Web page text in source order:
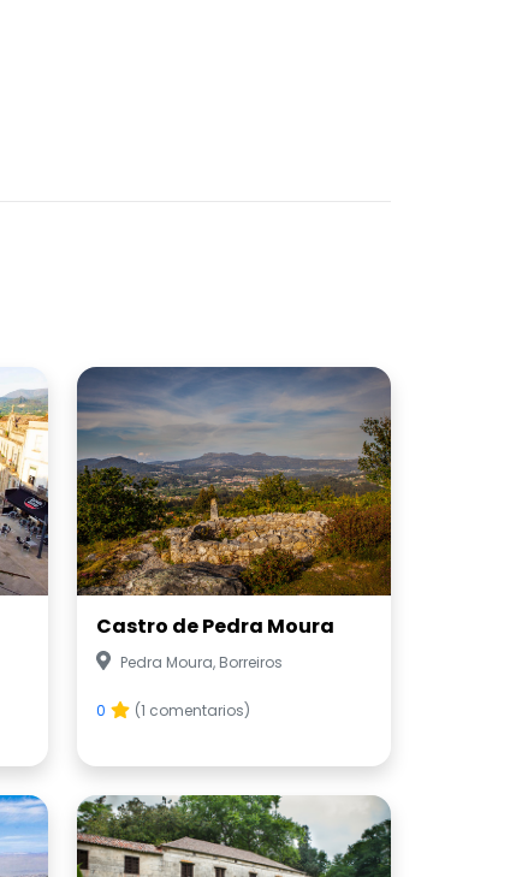
Castro de Pedra Moura
Pedra Moura, Borreiros
0 (1 comentarios)